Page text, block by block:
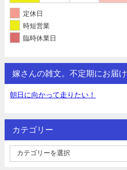
定休日
時短営業
臨時休業日
嫁さんの雑文。不定期にお届け
朝日に向かって走りたい！
カテゴリー